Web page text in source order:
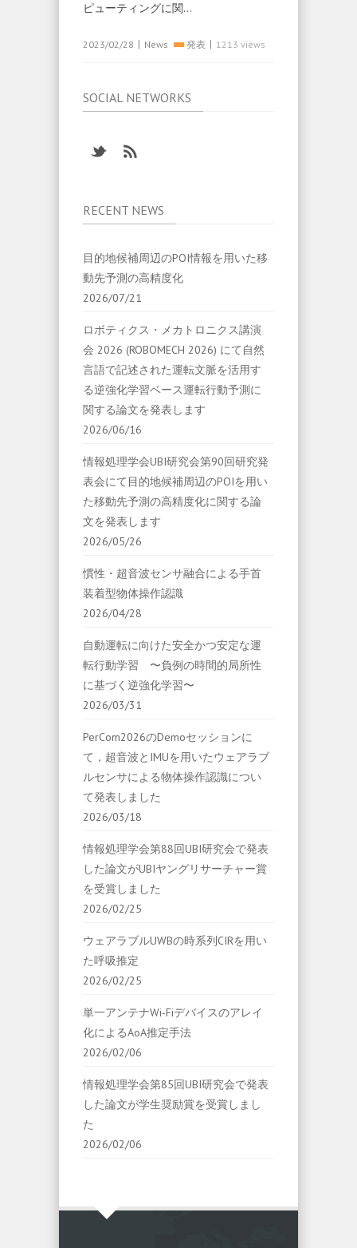
ピューティングに関…
2023/02/28 | News 発表 | 1213 views
SOCIAL NETWORKS
RECENT NEWS
目的地候補周辺のPOI情報を用いた移
動先予測の高精度化
2026/07/21
ロボティクス・メカトロニクス講演
会 2026 (ROBOMECH 2026) にて自然
言語で記述された運転文脈を活用す
る逆強化学習ベース運転行動予測に
関する論文を発表します
2026/06/16
情報処理学会UBI研究会第90回研究発
表会にて目的地候補周辺のPOIを用い
た移動先予測の高精度化に関する論
文を発表します
2026/05/26
慣性・超音波センサ融合による手首
装着型物体操作認識
2026/04/28
自動運転に向けた安全かつ安定な運
転行動学習 〜負例の時間的局所性
に基づく逆強化学習〜
2026/03/31
PerCom2026のDemoセッションに
て，超音波とIMUを用いたウェアラブ
ルセンサによる物体操作認識につい
て発表しました
2026/03/18
情報処理学会第88回UBI研究会で発表
した論文がUBIヤングリサーチャー賞
を受賞しました
2026/02/25
ウェアラブルUWBの時系列CIRを用い
た呼吸推定
2026/02/25
単一アンテナWi-Fiデバイスのアレイ
化によるAoA推定手法
2026/02/06
情報処理学会第85回UBI研究会で発表
した論文が学生奨励賞を受賞しまし
た
2026/02/06